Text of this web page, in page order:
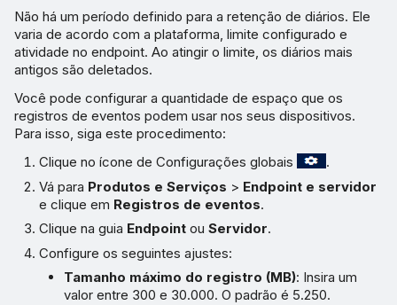
Não há um período definido para a retenção de diários. Ele
varia de acordo com a plataforma, limite configurado e
atividade no endpoint. Ao atingir o limite, os diários mais
antigos são deletados.
Você pode configurar a quantidade de espaço que os
registros de eventos podem usar nos seus dispositivos.
Para isso, siga este procedimento:
Clique no ícone de Configurações globais
.
Vá para Produtos e Serviços > Endpoint e servidor
e clique em Registros de eventos.
Clique na guia Endpoint ouServidor.
Configure os seguintes ajustes:
Tamanho máximo do registro (MB): Insira um
valor entre 300 e 30.000. O padrão é 5.250.